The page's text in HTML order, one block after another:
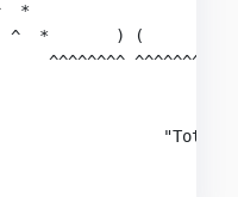
*
^  *       ) (
^^^^^^^^ ^^^^^^^^^